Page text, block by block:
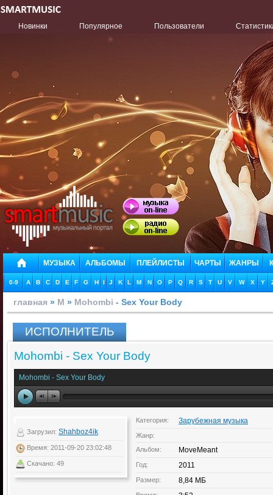
Новинки Популярное Пользователи
МУЗЫКА АЛЬБОМЫ ПЛЕЙЛИСТЫ ЧАРТЫ ЖАНРЫ
0-9 A B C D E F G H I J K L M N O P Q R S T U V W X Y
главная » M » Mohombi - Sex Your Body
ИСПОЛНИТЕЛЬ
Mohombi - Sex Your Body
Mohombi - Sex Your Body
Загрузил: Shahboz4ik
Время: 2011-09-20 23:02:48
Скачано: 49
Категория: Зарубежная музыка
Жанр:
Альбом:
MoveMeant
Год: 2011
Размер: 8,84 МБ